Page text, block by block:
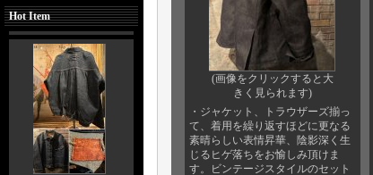
Hot Item
(画像をクリックすると大
きく見られます)
・ジャケット、トラウザーズ揃っ
て、着用を繰り返すほどに更なる
素晴らしい表情昇華、陰影深く生
じるヒゲ落ちをお愉しみ頂けま
す。ビンテージスタイルのセット